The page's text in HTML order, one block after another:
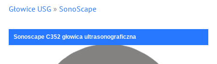
Głowice USG » SonoScape
Sonoscape C352 głowica ultrasonograficzna